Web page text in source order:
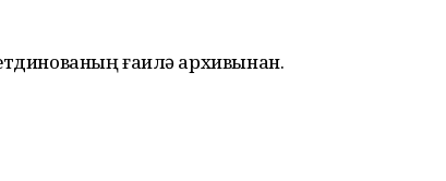
ғаилә архивынан.